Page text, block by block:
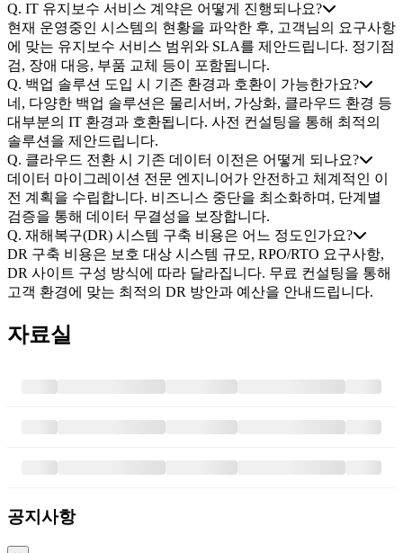
Q. IT 유지보수 서비스 계약은 어떻게 진행되나요?
현재 운영중인 시스템의 현황을 파악한 후, 고객님의 요구사항
에 맞는 유지보수 서비스 범위와 SLA를 제안드립니다. 정기점
검, 장애 대응, 부품 교체 등이 포함됩니다.
Q. 백업 솔루션 도입 시 기존 환경과 호환이 가능한가요?
네, 다양한 백업 솔루션은 물리서버, 가상화, 클라우드 환경 등
대부분의 IT 환경과 호환됩니다. 사전 컨설팅을 통해 최적의
솔루션을 제안드립니다.
Q. 클라우드 전환 시 기존 데이터 이전은 어떻게 되나요?
데이터 마이그레이션 전문 엔지니어가 안전하고 체계적인 이
전 계획을 수립합니다. 비즈니스 중단을 최소화하며, 단계별
검증을 통해 데이터 무결성을 보장합니다.
Q. 재해복구(DR) 시스템 구축 비용은 어느 정도인가요?
DR 구축 비용은 보호 대상 시스템 규모, RPO/RTO 요구사항,
DR 사이트 구성 방식에 따라 달라집니다. 무료 컨설팅을 통해
고객 환경에 맞는 최적의 DR 방안과 예산을 안내드립니다.
자료실
공지사항